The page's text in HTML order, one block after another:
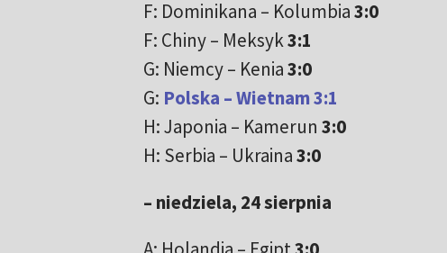
F: Dominikana – Kolumbia3:0
F: Chiny – Meksyk3:1
G: Niemcy – Kenia3:0
G: Polska – Wietnam 3:1
H: Japonia – Kamerun 3:0
H: Serbia – Ukraina3:0
– niedziela, 24 sierpnia